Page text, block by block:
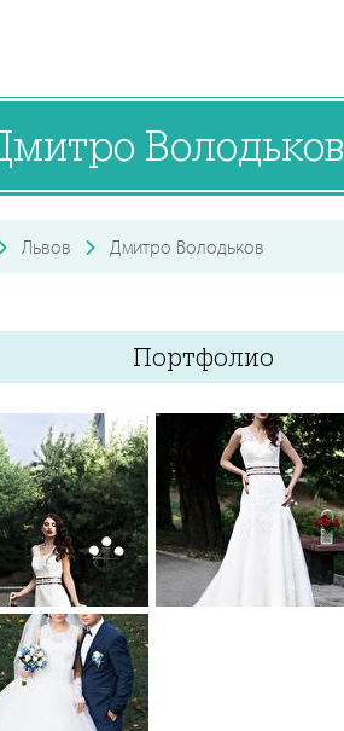
Володьков
Львов Дмитро Володьков
Портфолио
0 0